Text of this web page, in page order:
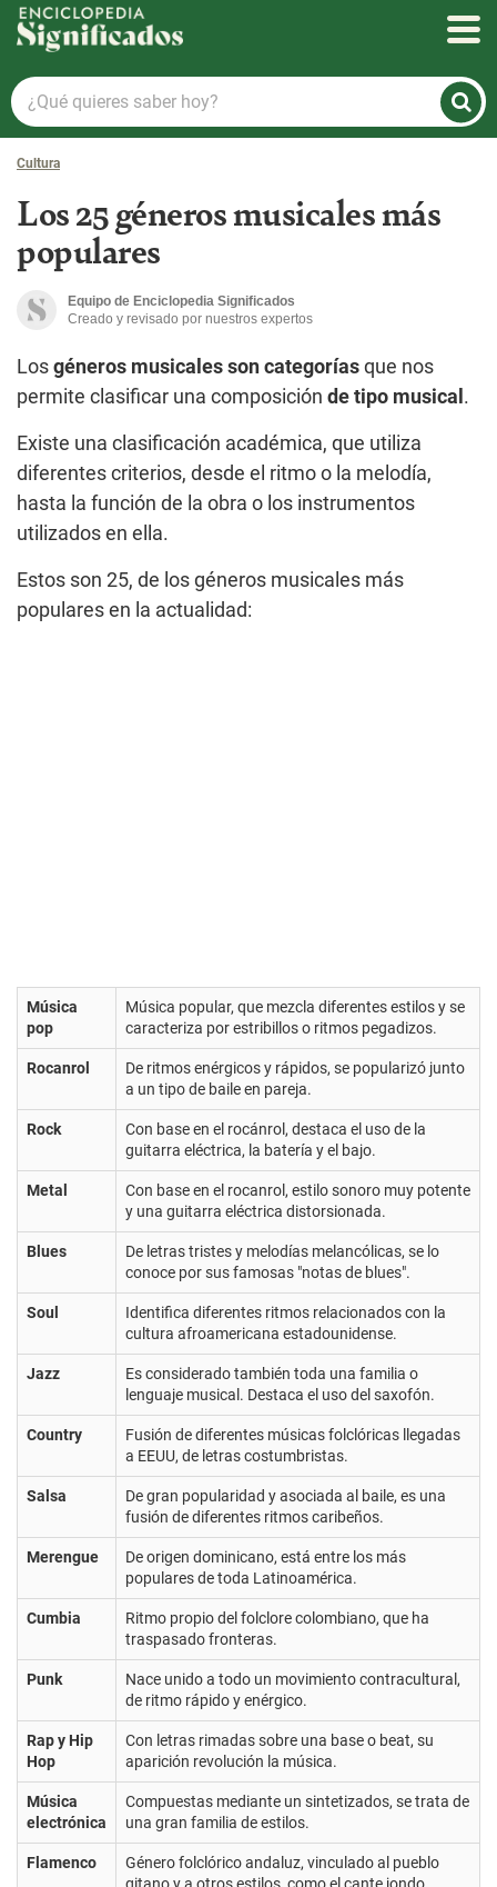
Enciclopedia Significados
¿Qué
quieres
saber
hoy?
Cultura
Los 25 géneros musicales más
populares
Equipo de Enciclopedia Significados
Creado y revisado por nuestros expertos
Los géneros musicales son categorías que nos
permite clasificar una composición de tipo musical .
Existe una clasificación académica, que utiliza
diferentes criterios, desde el ritmo o la melodía,
hasta la función de la obra o los instrumentos
utilizados en ella.
Estos son 25, de los géneros musicales más
populares en la actualidad:
Música
pop
Música popular, que mezcla diferentes estilos y se
caracteriza por estribillos o ritmos pegadizos.
Rocanrol
De ritmos enérgicos y rápidos, se popularizó junto
a un tipo de baile en pareja.
Rock
Con base en el rocánrol, destaca el uso de la
guitarra eléctrica, la batería y el bajo.
Metal
Con base en el rocanrol, estilo sonoro muy potente
y una guitarra eléctrica distorsionada.
Blues
De letras tristes y melodías melancólicas, se lo
conoce por sus famosas "notas de blues".
Soul
Identifica diferentes ritmos relacionados con la
cultura afroamericana estadounidense.
Jazz
Es considerado también toda una familia o
lenguaje musical. Destaca el uso del saxofón.
Country
Fusión de diferentes músicas folclóricas llegadas
a EEUU, de letras costumbristas.
Salsa
De gran popularidad y asociada al baile, es una
fusión de diferentes ritmos caribeños.
Merengue
De origen dominicano, está entre los más
populares de toda Latinoamérica.
Cumbia
Ritmo propio del folclore colombiano, que ha
traspasado fronteras.
Punk
Nace unido a todo un movimiento contracultural,
de ritmo rápido y enérgico.
Rap y Hip
Hop
Con letras rimadas sobre una base o beat, su
aparición revolución la música.
Música
electrónica
Compuestas mediante un sintetizados, se trata de
una gran familia de estilos.
Flamenco
Género folclórico andaluz, vinculado al pueblo